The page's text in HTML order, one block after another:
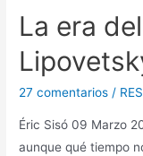
La era
27 comentarios /
Éric Sisó 09 Marzo
aunque qué tiempo